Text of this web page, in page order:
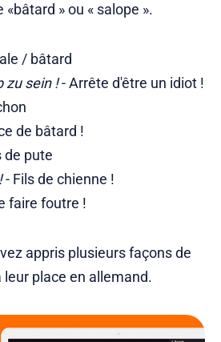
» ou « salope ».
/ bâtard
zu sein !- Arrête d'être un idiot !
de bâtard !
de pute
- Fils de chienne !
faire foutre !
appris plusieurs façons de
place en allemand.